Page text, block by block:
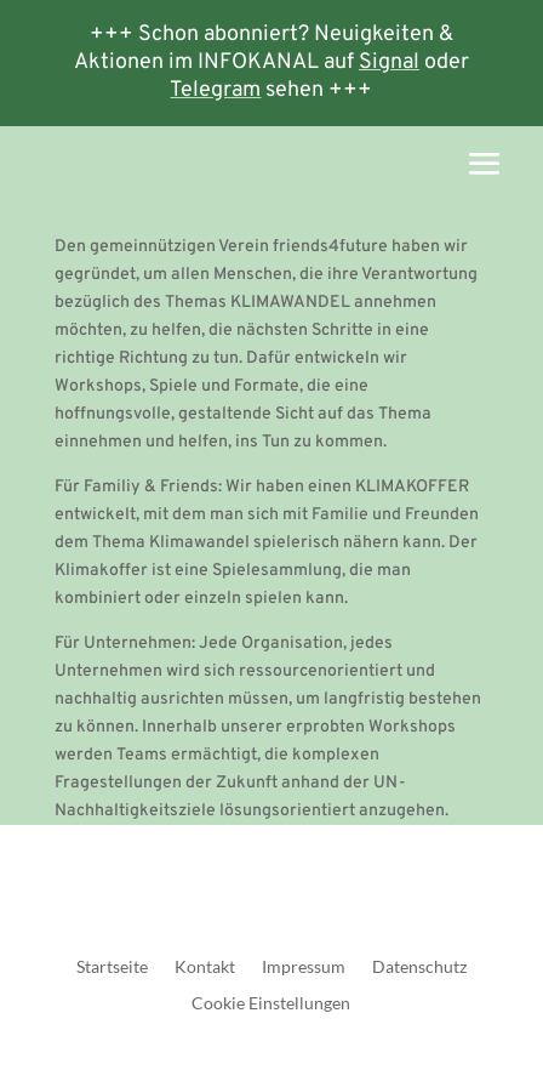
+++ Schon abonniert? Neuigkeiten &
Aktionen im INFOKANAL aufSignaloder
Telegramsehen +++
Den gemeinnützigen Verein friends4future haben wir
gegründet, um allen Menschen, die ihre Verantwortung
bezüglich des Themas KLIMAWANDEL annehmen
möchten, zu helfen, die nächsten Schritte in eine
richtige Richtung zu tun. Dafür entwickeln wir
Workshops, Spiele und Formate, die eine
hoffnungsvolle, gestaltende Sicht auf das Thema
einnehmen und helfen, ins Tun zu kommen.
Für Familiy & Friends: Wir haben einen KLIMAKOFFER
entwickelt, mit dem man sich mit Familie und Freunden
dem Thema Klimawandel spielerisch nähern kann. Der
Klimakoffer ist eine Spielesammlung, die man
kombiniert oder einzeln spielen kann.
Für Unternehmen: Jede Organisation, jedes
Unternehmen wird sich ressourcenorientiert und
nachhaltig ausrichten müssen, um langfristig bestehen
zu können. Innerhalb unserer erprobten Workshops
werden Teams ermächtigt, die komplexen
Fragestellungen der Zukunft anhand der UN-
Nachhaltigkeitsziele lösungsorientiert anzugehen.
Startseite Kontakt Impressum
Datenschutz
Cookie Einstellungen